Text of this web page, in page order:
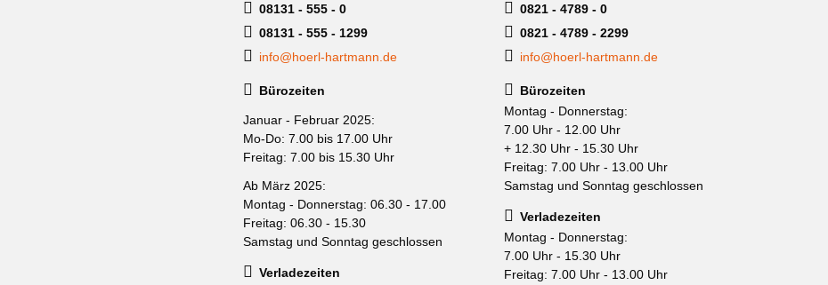
08131 - 555 - 0
08131 - 555 - 1299
info@hoerl-hartmann.de
Bürozeiten
Januar - Februar 2025:
Mo-Do: 7.00 bis 17.00 Uhr
Freitag: 7.00 bis 15.30 Uhr
Ab März 2025:
Montag - Donnerstag: 06.30 - 17.00
Freitag: 06.30 - 15.30
Samstag und Sonntag geschlossen
Verladezeiten
0821 - 4789 - 0
0821 - 4789 - 2299
info@hoerl-hartmann.de
Bürozeiten
Montag - Donnerstag:
7.00 Uhr - 12.00 Uhr
+ 12.30 Uhr - 15.30 Uhr
Freitag: 7.00 Uhr - 13.00 Uhr
Samstag und Sonntag geschlossen
Verladezeiten
Montag - Donnerstag:
7.00 Uhr - 15.30 Uhr
Freitag: 7.00 Uhr - 13.00 Uhr